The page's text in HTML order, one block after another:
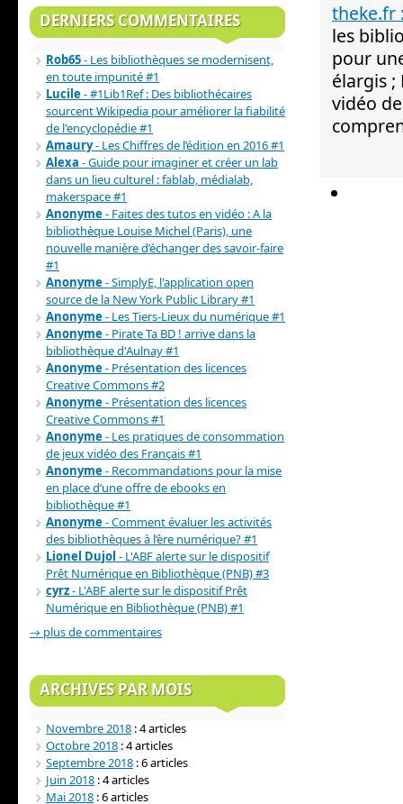
theke.fr
les
pour
élargis ;
vidéo
DERNIERS COMMENTAIRES
Rob65- Les bibliothèques se modernisent,
en toute impunité #1
Lucile- #1Lib1Ref : Des bibliothécaires
sourcent Wikipedia pour améliorer la fiabilité
de l'encyclopédie #1
Amaury- Les Chiffres de l’édition en 2016 #1
Alexa - Guide pour imaginer et créer un lab
dans un lieu culturel : fablab, médialab,
makerspace #1
Anonyme- Faites des tutos en vidéo : A la
bibliothèque Louise Michel (Paris), une
nouvelle manière d’échanger des savoir-faire
#1
Anonyme- SimplyE, l'application open
source de la New York Public Library #1
Anonyme- Les Tiers-Lieux du numérique #1
Anonyme- Pirate Ta BD ! arrive dans la
bibliothèque d'Aulnay #1
Anonyme- Présentation des licences
Creative Commons #2
Anonyme- Présentation des licences
Creative Commons #1
Anonyme- Les pratiques de consommation
de jeux vidéo des Français #1
Anonyme- Recommandations pour la mise
en place d’une offre de ebooks en
bibliothèque #1
Anonyme- Comment évaluer les activités
des bibliothèques à l’ère numérique? #1
Lionel Dujol - L'ABF alerte sur le dispositif
Prêt Numérique en Bibliothèque (PNB) #3
cyrz- L'ABF alerte sur le dispositif Prêt
Numérique en Bibliothèque (PNB) #1
→ plus de commentaires
ARCHIVES PAR MOIS
Novembre 2018 : 4 articles
Octobre 2018 : 4 articles
Septembre 2018 : 6 articles
Juin 2018 : 4 articles
Mai 2018 : 6 articles